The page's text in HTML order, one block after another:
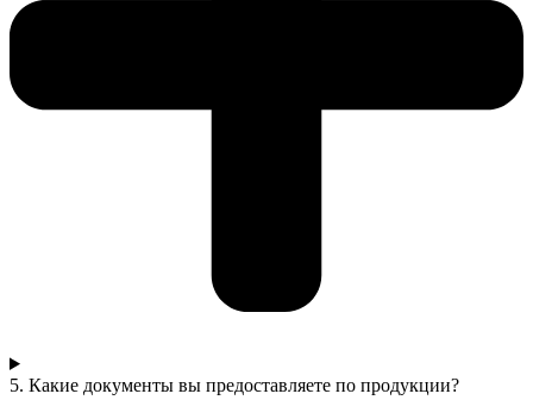
5. Какие документы вы предоставляете по продукции?